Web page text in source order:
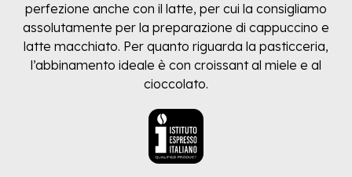
perfezione anche con il latte, per cui la consigliamo
assolutamente per la preparazione di cappuccino e
latte macchiato. Per quanto riguarda la pasticceria,
l’abbinamento ideale è con croissant al miele e al
cioccolato.